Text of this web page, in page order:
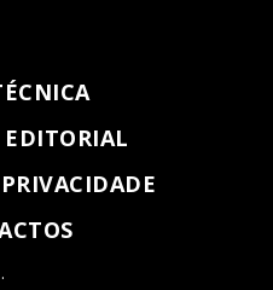
.